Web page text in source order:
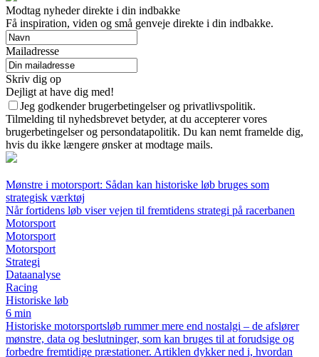
Modtag nyheder direkte i din indbakke
Få inspiration, viden og små genveje direkte i din indbakke.
Mailadresse
Skriv dig op
Dejligt at have dig med!
Jeg godkender brugerbetingelser og privatlivspolitik.
Tilmelding til nyhedsbrevet betyder, at du accepterer vores
brugerbetingelser og persondatapolitik. Du kan nemt framelde dig,
hvis du ikke længere ønsker at modtage mails.
Mønstre i motorsport: Sådan kan historiske løb bruges som
strategisk værktøj
Når fortidens løb viser vejen til fremtidens strategi på racerbanen
Motorsport
Motorsport
Motorsport
Strategi
Dataanalyse
Racing
Historiske løb
6 min
Historiske motorsportsløb rummer mere end nostalgi – de afslører
mønstre, data og beslutninger, som kan bruges til at forudsige og
forbedre fremtidige præstationer. Artiklen dykker ned i, hvordan